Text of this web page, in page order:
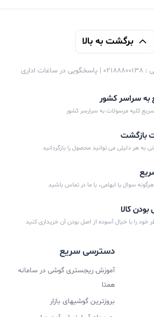
برگشت به بالا
اداری
به سراسر کشور
کلیه مرسولات به سرارسر کشور
به هر دلیلی می توانید محصول را بازگردانید
سوال یا ابهامی، با ما در تماس باشید
کالا
را با خیال آسوده از اصل بودن آن خریداری کنید
دسترسی سریع
آموزش ریجستری گوشی در سامانه
همتا
بروزترین گوشیهای بازار